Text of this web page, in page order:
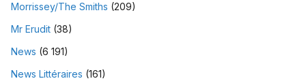
Morrissey/The Smiths (209)
Mr Erudit (38)
News (6 191)
News Littéraires (161)